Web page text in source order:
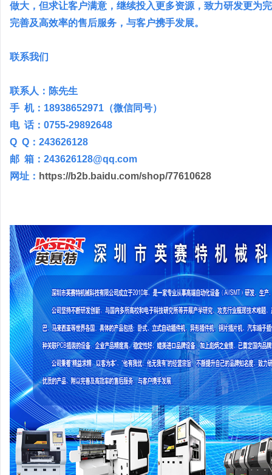
做大，但求让客户满意，继续投入更多资源，致力研发更为
完善及高效率的售后服务，与客户携手发展。
联系我们
联系人：陈先生
手 机：18938652971（微信同号）
电 话：0755-29892648
Q Q：243626128
邮 箱：243626128@qq.com
网址： https://b2b.baidu.com/shop/77610628